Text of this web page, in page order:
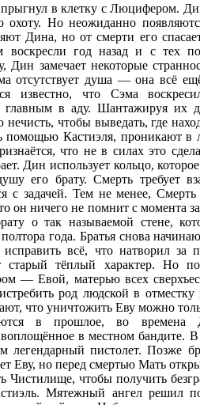
в клетку с Люцифером.
Но неожиданно
Дина, но от смерти его
воскресли год назад и с тех
Дин замечает некоторые
отсутствует душа — она всё
известно, что Сэма
главным в аду. Шантажируя их
нечисть, чтобы выведать, где
помощью Кастиэля, проникают в
что не в силах это
Дин использует кольцо,
его брату. Смерть требует
с задачей. Тем не менее,
он ничего не помнит с момента
о так называемой стене,
года. Братья снова
исправить всё, что натворил
старый тёплый характер. Но
— Евой, матерью всех
род людской в
что уничтожить Еву можно
в прошлое, во
воплощённое в местном бандите.
легендарный пистолет. Позже
Еву, но перед смертью Мать
Чистилище, чтобы получить
Мятежный ангел решил